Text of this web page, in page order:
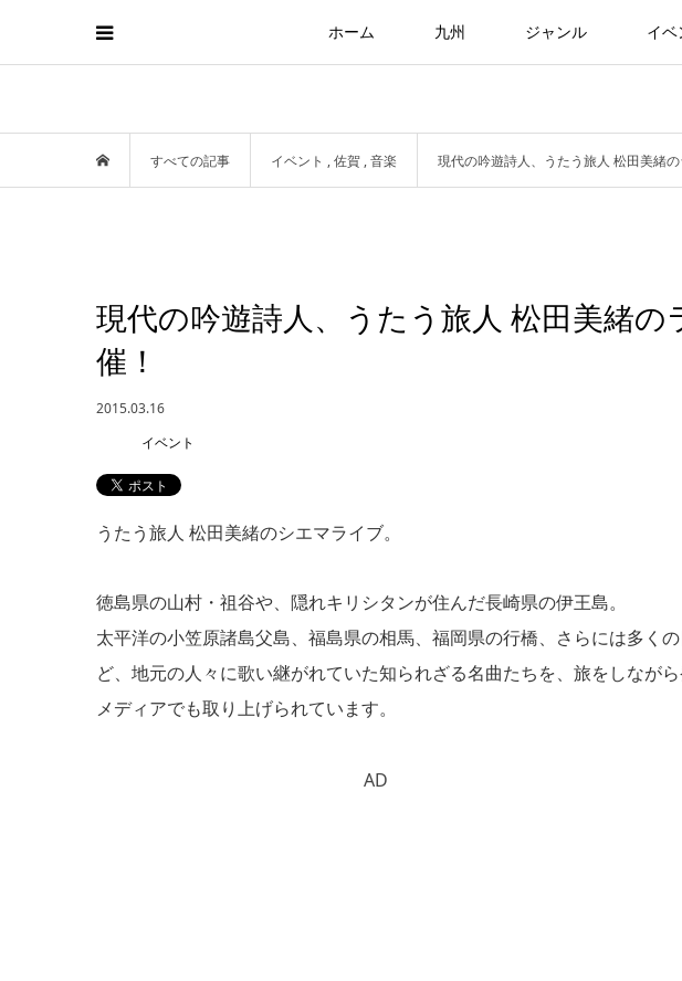
ホーム 九州 ジャンル イ
すべての記事 イベント ,佐賀 ,音楽 現代の吟遊詩人、うたう旅人 松田美緒
現代の吟遊詩人、うたう旅人 松田美緒
催！
2015.03.16
イベント
うたう旅人 松田美緒のシエマライブ。
徳島県の山村・祖谷や、隠れキリシタンが住んだ長崎県の伊王島。
太平洋の小笠原諸島父島、福島県の相馬、福岡県の行橋、さらには多く
ど、地元の人々に歌い継がれていた知られざる名曲たちを、旅をしなが
メディアでも取り上げられています。
AD